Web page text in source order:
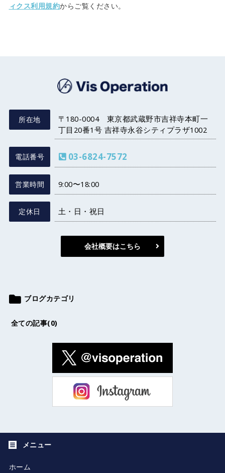
ィクス利用規約からご覧ください。
所在地
〒180-0004 東京都武蔵野市吉祥寺本町一
丁目20番1号 吉祥寺永谷シティプラザ1002
電話番号 03-6824-7572
営業時間 9:00〜18:00
定休日 土・日・祝日
会社概要はこちら
ブログカテゴリ
全ての記事(0)
ホーム